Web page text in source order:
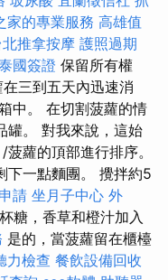
家的專業服務 高雄值
北推拿按摩 護照過期
國簽證 保留所有權
三到五天內迅速消
中。 在切割菠蘿的情
罐。 對我來說，這始
蘿的頂部進行排序。
下一點麵團。 攪拌約5
請 坐月子中心 外
糖，香草和橙汁加入
是的，當菠蘿留在櫃檯
力檢查 餐飲設備回收